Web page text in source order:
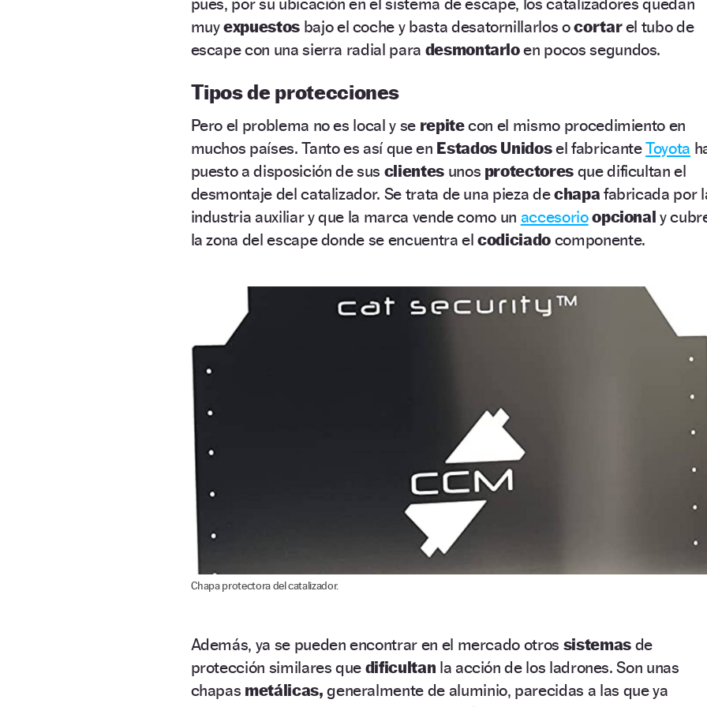
muyexpuestosbajo el coche y basta desatornillarlos ocortarel tubo de
escape con una sierra radial para desmontarloen pocos segundos.
Tipos de protecciones
Pero el problema no es local y se repitecon el mismo procedimiento en
muchos países. Tanto es así que en Estados Unidosel fabricanteToyota
puesto a disposición de sus clientesunos protectoresque dificultan el
desmontaje del catalizador. Se trata de una pieza dechapa fabricada por
industria auxiliar y que la marca vende como un accesorioopcional y
la zona del escape donde se encuentra elcodiciado componente.
Chapa protectora del catalizador.
Además, ya se pueden encontrar en el mercado otros sistemasde
protección similares que dificultan la acción de los ladrones. Son unas
chapas metálicas, generalmente de aluminio, parecidas a las que ya